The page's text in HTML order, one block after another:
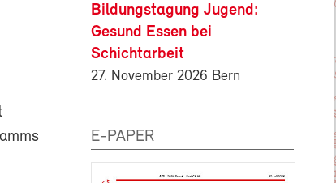
Bildungstagung Jugend:
Gesund Essen bei
Schichtarbeit
27. November 2026 Bern
E-PAPER